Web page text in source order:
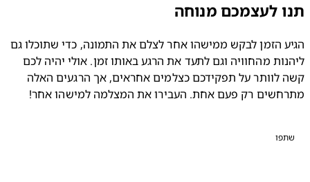
לעצמכם מנוחה
הגיע הזמן לבקש ממישהו אחר לצלם את התמונה, כדי שתוכלו גם
קשה לוותר על תפקידכם כצלמים אחראים, אך הרגעים האלה
רק פעם אחת. העבירו את המצלמה למישהו אחר!